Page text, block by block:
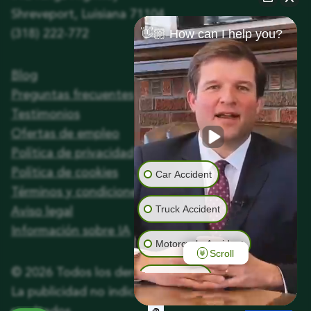
Shreveport, Luisiana 71104
(318) 222-772
Blog
Preguntas frecuentes
Testimonios
Ofertas de empleo
Política de privacidad
Política de cookies
Términos y condiciones
Aviso legal
Información sobre IA
© 2026 Todos los derechos reservados.
La publicidad no indica una garantía de
👋🏼 How can I help you?
Car Accident
Truck Accident
Motorcycle Accident
Animal Bite
Scroll